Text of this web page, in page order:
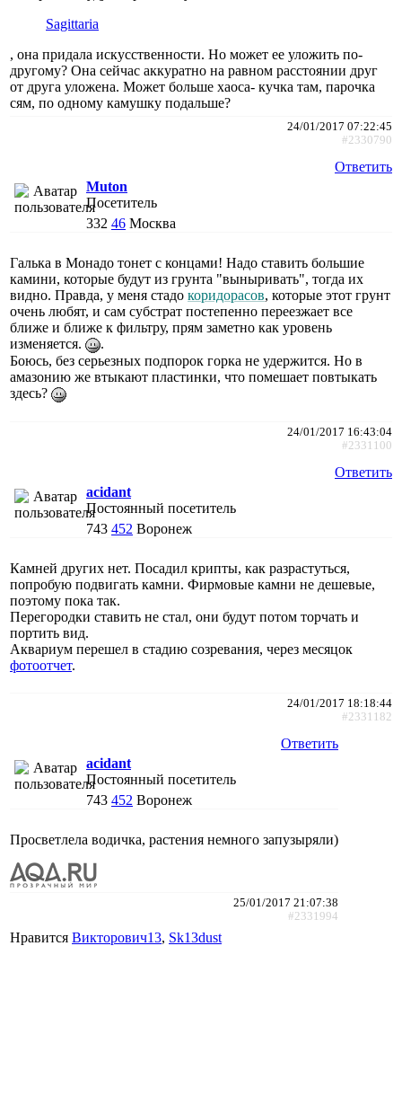
Sagittaria
, она придала искусственности. Но может ее уложить по-
другому? Она сейчас аккуратно на равном расстоянии друг
от друга уложена. Может больше хаоса- кучка там, парочка
сям, по одному камушку подальше?
24/01/2017 07:22:45
#2330790
Ответить
Muton
Посетитель
332 46 Москва
Галька в Монадо тонет с концами! Надо ставить большие
камини, которые будут из грунта "выныривать", тогда их
видно. Правда, у меня стадо коридорасов, которые этот грунт
очень любят, и сам субстрат постепенно переезжает все
ближе и ближе к фильтру, прям заметно как уровень
изменяется.
.
Боюсь, без серьезных подпорок горка не удержится. Но в
амазонию же втыкают пластинки, что помешает повтыкать
здесь?
24/01/2017 16:43:04
#2331100
Ответить
acidant
Постоянный посетитель
743 452 Воронеж
Камней других нет. Посадил крипты, как разрастуться,
попробую подвигать камни. Фирмовые камни не дешевые,
поэтому пока так.
Перегородки ставить не стал, они будут потом торчать и
портить вид.
Аквариум перешел в стадию созревания, через месяцок
фотоотчет.
24/01/2017 18:18:44
#2331182
Ответить
acidant
Постоянный посетитель
743 452 Воронеж
Просветлела водичка, растения немного запузыряли)
25/01/2017 21:07:38
#2331994
Нравится Викторович13, Sk13dust